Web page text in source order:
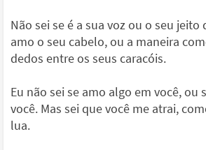
Não sei se é a sua voz ou o seu jeito
amo o seu cabelo, ou a maneira
dedos entre os seus caracóis.
Eu não sei se amo algo em você, ou
você. Mas sei que você me atrai,
lua.